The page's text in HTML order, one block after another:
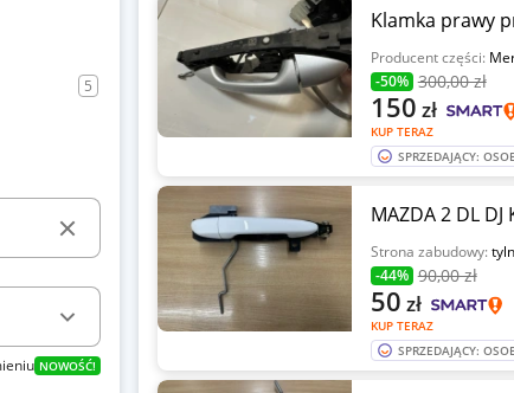
5
NOWOŚĆ!
Klamka prawy
Producent części:
-50% 300,00 zł
KUP TERAZ
150 zł
SPRZEDAJĄCY:
MAZDA 2 DL DJ
Strona zabudowy:
-44% 90,00 zł
KUP TERAZ
50 zł
SPRZEDAJĄCY: